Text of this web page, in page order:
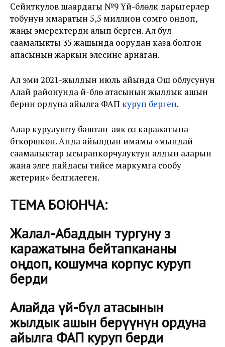
Сейиткулов шаардагы №9 Үй-бүлөлүк дарыгерлер
тобунун имаратын 5,5 миллион сомго оңдоп,
жаңы эмеректерди алып берген. Ал бул
саамалыкты 35 жашында оорудан каза болгон
апасынын жаркын элесине арнаган.
Ал эми 2021-жылдын июль айында Ош облусунун
Алай районунда үй-бүлө атасынын жылдык ашын
берүүнүн ордуна айылга ФАП куруп берген.
Алар курулушту баштан-аяк өз каражатына
бүткөрүшкөн. Анда айылдын имамы «мындай
саамалыктар ысырапкорчулуктун алдын аларын
жана элге пайдасы тийсе маркумга сообу
жетерин» белгилеген.
ТЕМА БОЮНЧА:
Жалал-Абаддын тургуну өз
каражатына бейтапкананы
оңдоп, кошумча корпус куруп
берди
Алайда үй-бүлө атасынын
жылдык ашын берүүнүн ордуна
айылга ФАП куруп берди